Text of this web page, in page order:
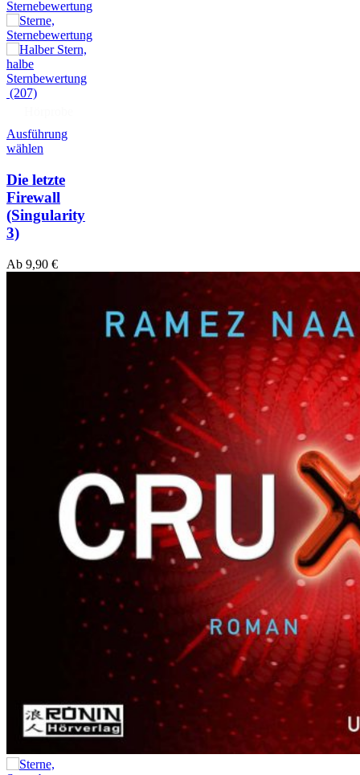
(207)
Ausführung
wählen
Die letzte
Firewall
(Singularity
3)
Ab 9,90 €